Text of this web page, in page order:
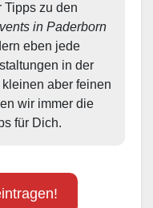
Tipps zu den
in Paderborn
eben jede
in der
aber feinen
wir immer die
für Dich.